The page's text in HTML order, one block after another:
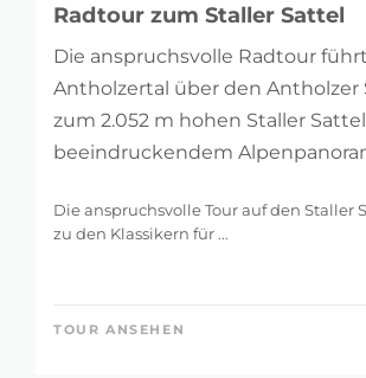
Radtour zum Staller Sattel
Die anspruchsvolle Radtour
Antholzertal über den Antholzer
zum 2.052 m hohen Staller
beeindruckendem
Die anspruchsvolle Tour auf den Staller
zu den Klassikern für ...
TOUR ANSEHEN